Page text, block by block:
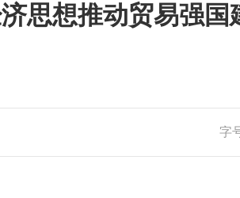
思想推动贸易强国
字